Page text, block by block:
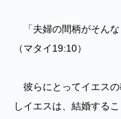
「夫婦の間柄がそんな
（マタイ19:10）
彼らにとってイエスの
しイエスは、結婚する